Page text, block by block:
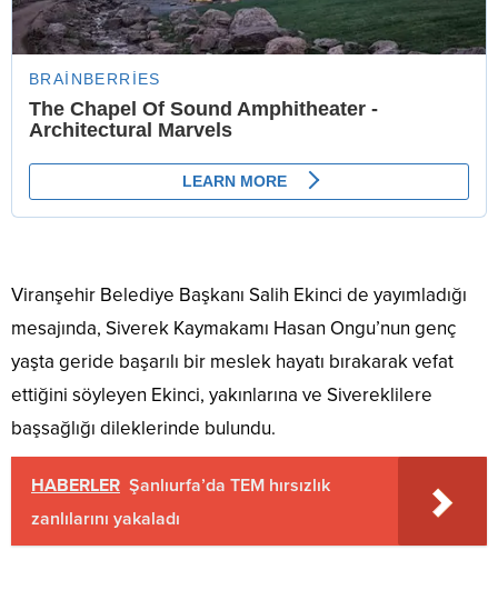
Viranşehir Belediye Başkanı Salih Ekinci de yayımladığı
mesajında, Siverek Kaymakamı Hasan Ongu’nun genç
yaşta geride başarılı bir meslek hayatı bırakarak vefat
ettiğini söyleyen Ekinci, yakınlarına ve Sivereklilere
başsağlığı dileklerinde bulundu.
HABERLER Şanlıurfa’da TEM hırsızlık
zanlılarını yakaladı